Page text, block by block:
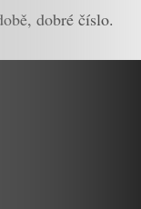
dobré číslo.